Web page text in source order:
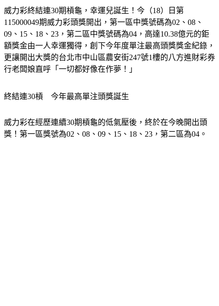
威力彩終結連30期槓龜，幸運兒誕生！今（18）日第
115000049期威力彩頭獎開出，第一區中獎號碼為02、08、
09、15、18、23，第二區中獎號碼為04，高達10.38億元的鉅
額獎金由一人幸運獨得，創下今年度單注最高頭獎獎金紀錄，
更讓開出大獎的台北市中山區農安街247號1樓的八方進財彩券
行老闆娘直呼「一切都好像在作夢！」
終結連30槓　今年最高單注頭獎誕生
威力彩在經歷連續30期槓龜的低氣壓後，終於在今晚開出頭
獎！第一區獎號為02、08、09、15、18、23，第二區為04。